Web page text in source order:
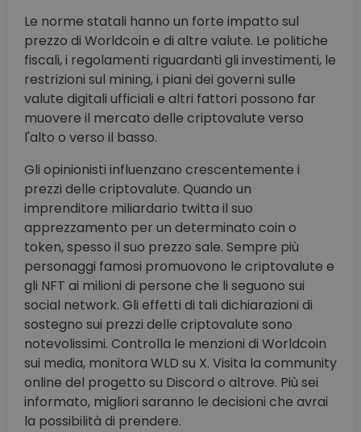
Le norme statali hanno un forte impatto sul
prezzo di Worldcoin e di altre valute. Le politiche
fiscali, i regolamenti riguardanti gli investimenti, le
restrizioni sul mining, i piani dei governi sulle
valute digitali ufficiali e altri fattori possono far
muovere il mercato delle criptovalute verso
l'alto o verso il basso.
Gli opinionisti influenzano crescentemente i
prezzi delle criptovalute. Quando un
imprenditore miliardario twitta il suo
apprezzamento per un determinato coin o
token, spesso il suo prezzo sale. Sempre più
personaggi famosi promuovono le criptovalute e
gli NFT ai milioni di persone che li seguono sui
social network. Gli effetti di tali dichiarazioni di
sostegno sui prezzi delle criptovalute sono
notevolissimi. Controlla le menzioni di Worldcoin
sui media, monitora WLD su X. Visita la community
online del progetto su Discord o altrove. Più sei
informato, migliori saranno le decisioni che avrai
la possibilità di prendere.